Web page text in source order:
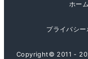
ホーム
プライバシ
Copyright© 2011 -